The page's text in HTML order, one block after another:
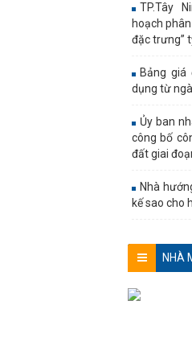
TP.Tây
hoạch
đặc trưng”
Bảng
dụng từ
Ủy ban
công bố
đất giai
Nhà
kế sao cho
NHÀ